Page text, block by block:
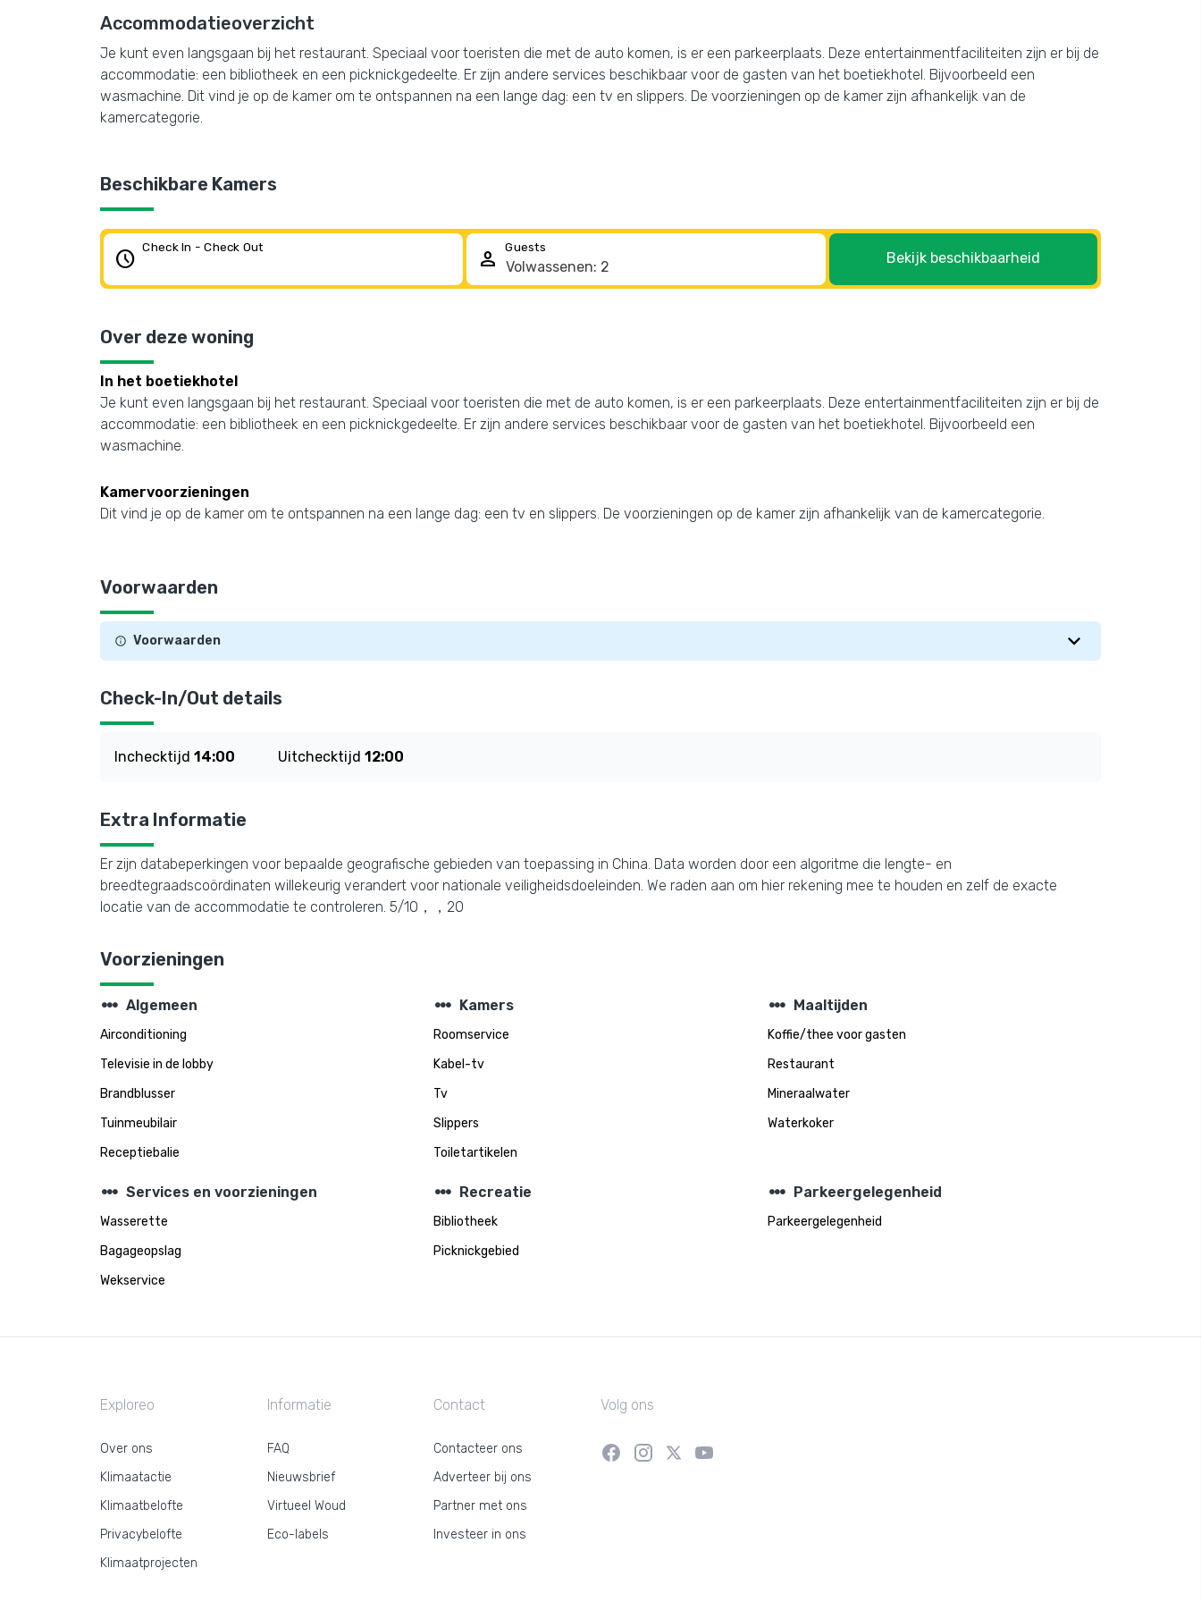
Accommodatieoverzicht
Je kunt even langsgaan bij het restaurant. Speciaal voor toeristen die met de auto komen, is er een parkeerplaats. Deze entertainmentfaciliteiten zijn er bij de
accommodatie: een bibliotheek en een picknickgedeelte. Er zijn andere services beschikbaar voor de gasten van het boetiekhotel. Bijvoorbeeld een
wasmachine. Dit vind je op de kamer om te ontspannen na een lange dag: een tv en slippers. De voorzieningen op de kamer zijn afhankelijk van de
kamercategorie.
Beschikbare Kamers
schedule Check In - Check Out person Guests
Bekijk beschikbaarheid
Over deze woning
In het boetiekhotel
Je kunt even langsgaan bij het restaurant. Speciaal voor toeristen die met de auto komen, is er een parkeerplaats. Deze entertainmentfaciliteiten zijn er bij de
accommodatie: een bibliotheek en een picknickgedeelte. Er zijn andere services beschikbaar voor de gasten van het boetiekhotel. Bijvoorbeeld een
wasmachine.
Kamervoorzieningen
Dit vind je op de kamer om te ontspannen na een lange dag: een tv en slippers. De voorzieningen op de kamer zijn afhankelijk van de kamercategorie.
Voorwaarden
Voorwaarden
Check-In/Out details
Inchecktijd 14:00 Uitchecktijd 12:00
Extra Informatie
Er zijn databeperkingen voor bepaalde geografische gebieden van toepassing in China. Data worden door een algoritme die lengte- en
breedtegraadscoördinaten willekeurig verandert voor nationale veiligheidsdoeleinden. We raden aan om hier rekening mee te houden en zelf de exacte
locatie van de accommodatie te controleren. 5/10，，20
Voorzieningen
steppers Algemeen
Airconditioning
Televisie in de lobby
Brandblusser
Tuinmeubilair
Receptiebalie
steppers Kamers
Roomservice
Kabel-tv
Tv
Slippers
Toiletartikelen
steppers Maaltijden
Koffie/thee voor gasten
Restaurant
Mineraalwater
Waterkoker
steppers Services en voorzieningen
Wasserette
Bagageopslag
Wekservice
steppers Recreatie
Bibliotheek
Picknickgebied
steppers Parkeergelegenheid
Parkeergelegenheid
Exploreo
Over ons
Klimaatactie
Klimaatbelofte
Privacybelofte
Klimaatprojecten
Informatie
FAQ
Nieuwsbrief
Virtueel Woud
Eco-labels
Contact
Contacteer ons
Adverteer bij ons
Partner met ons
Investeer in ons
Volg ons